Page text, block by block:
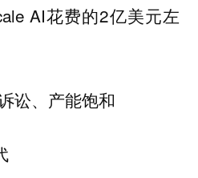
AI花费的2亿美元左
讼、产能饱和